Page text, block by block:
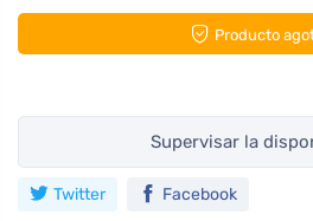
Producto
Supervisar la
Twitter Facebook